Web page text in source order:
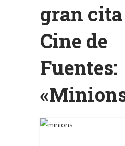
gran
Cine de
Fuentes: